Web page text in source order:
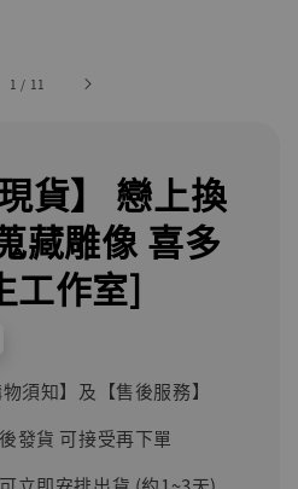
1 / 11
貨】 戀上換
藏雕像 喜多
工作室]
須知】及【售後服務】
發貨 可接受再下單